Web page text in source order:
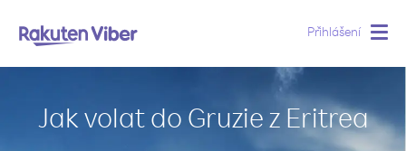
Přihlášení
Jak volat do Gruzie z Eritrea